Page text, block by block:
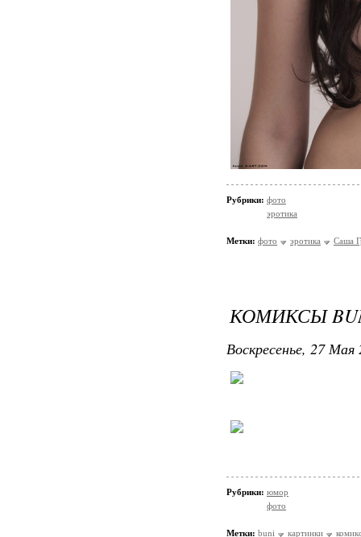
Рубрики: фото
эротика
Метки: фото эротика Саша
КОМИКСЫ
Воскресенье, 27
Рубрики: юмор
фото
Метки: buni картинки